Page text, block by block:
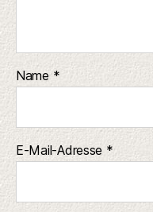
Name*
E-Mail-Adresse *